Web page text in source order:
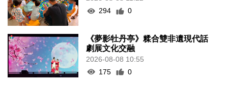
294
0
《夢影牡丹亭》糅合雙非遺現代話
劇展文化交融
2026-08-08 10:55
175
0